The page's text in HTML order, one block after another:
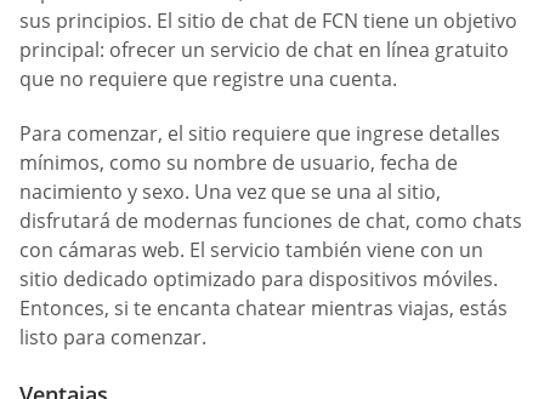
sus principios. El sitio de chat de FCN tiene un objetivo
principal: ofrecer un servicio de chat en línea gratuito
que no requiere que registre una cuenta.
Para comenzar, el sitio requiere que ingrese detalles
mínimos, como su nombre de usuario, fecha de
nacimiento y sexo. Una vez que se una al sitio,
disfrutará de modernas funciones de chat, como chats
con cámaras web. El servicio también viene con un
sitio dedicado optimizado para dispositivos móviles.
Entonces, si te encanta chatear mientras viajas, estás
listo para comenzar.